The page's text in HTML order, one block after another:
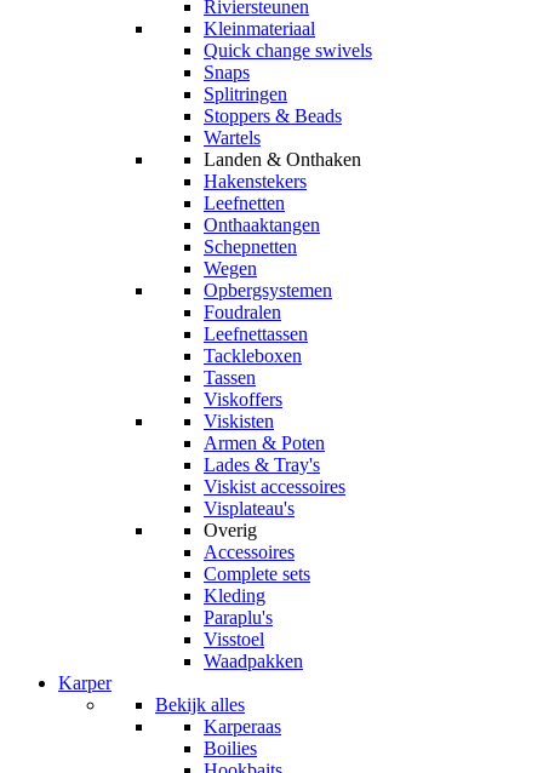
Riviersteunen
Kleinmateriaal
Quick change swivels
Snaps
Splitringen
Stoppers & Beads
Wartels
Landen & Onthaken
Hakenstekers
Leefnetten
Onthaaktangen
Schepnetten
Wegen
Opbergsystemen
Foudralen
Leefnettassen
Tackleboxen
Tassen
Viskoffers
Viskisten
Armen & Poten
Lades & Tray's
Viskist accessoires
Visplateau's
Overig
Accessoires
Complete sets
Kleding
Paraplu's
Visstoel
Waadpakken
Karper
Bekijk alles
Karperaas
Boilies